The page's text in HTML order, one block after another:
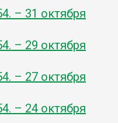
– 31 октября
– 29 октября
– 27 октября
– 24 октября